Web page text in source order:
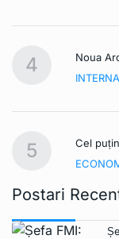
4
Noua
5
Cel
Postari